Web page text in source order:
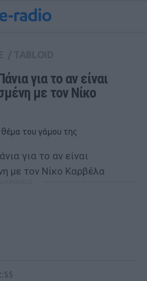
για το αν είναι
με τον Νίκο
του γάμου της